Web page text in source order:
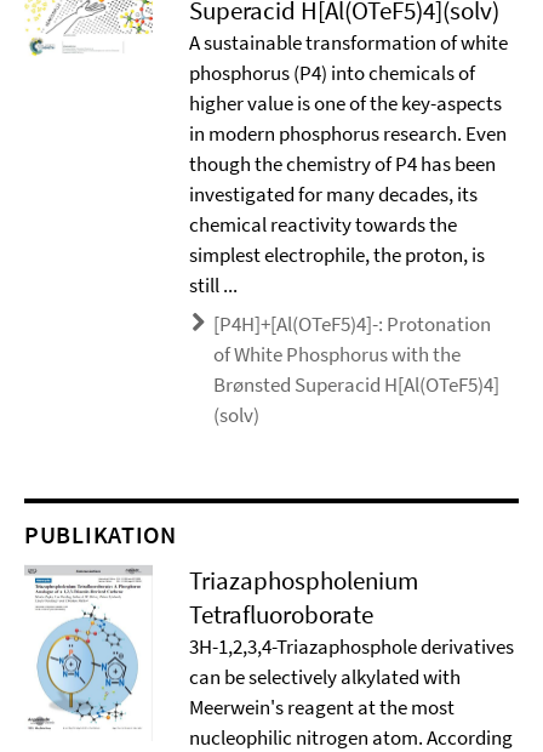
Superacid H[Al(OTeF5)4](solv)
A sustainable transformation of white
phosphorus (P4) into chemicals of
higher value is one of the key-aspects
in modern phosphorus research. Even
though the chemistry of P4 has been
investigated for many decades, its
chemical reactivity towards the
simplest electrophile, the proton, is
still ...
[P4H]+[Al(OTeF5)4]-: Protonation
of White Phosphorus with the
Brønsted Superacid H[Al(OTeF5)4]
(solv)
PUBLIKATION
Triazaphospholenium
Tetrafluoroborate
3H-1,2,3,4-Triazaphosphole derivatives
can be selectively alkylated with
Meerwein's reagent at the most
nucleophilic nitrogen atom. According